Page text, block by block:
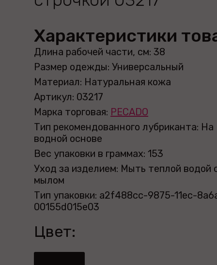
Характеристики
Длина рабочей части, см: 38
Размер одежды: Универсальный
Материал: Натуральная кожа
Артикул: 03217
Марка торговая: PECADO
Тип рекомендованного лубриканта: На
водной основе
Вес упаковки в граммах: 153
Уход за изделием: Мыть теплой водой
мылом
Тип упаковки: a2f488cc-9875-11ec-
00155d015e03
Цвет: